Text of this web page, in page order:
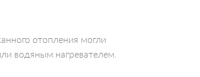
отопления могли
водяным нагревателем.